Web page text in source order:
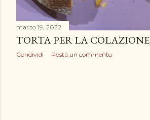
marzo 19, 2022
TORTA PER LA COLAZIONE
Condividi Posta un commento